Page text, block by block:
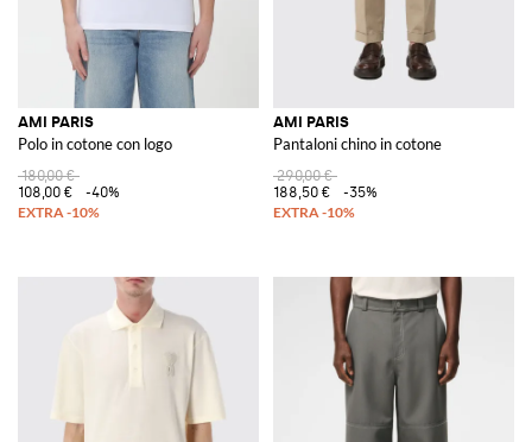
AMI PARIS
Polo in cotone con logo
180,00 €
108,00 €
-40%
AMI PARIS
Pantaloni chino in cotone
290,00 €
188,50 €
-35%